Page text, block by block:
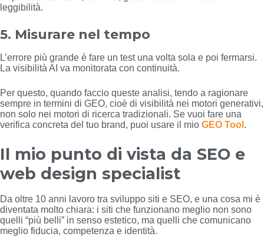
leggibilità.
5. Misurare nel tempo
L’errore più grande è fare un test una volta sola e poi fermarsi.
La visibilità AI va monitorata con continuità.
Per questo, quando faccio queste analisi, tendo a ragionare
sempre in termini di GEO, cioè di visibilità nei motori generativi,
non solo nei motori di ricerca tradizionali. Se vuoi fare una
verifica concreta del tuo brand, puoi usare il mio GEO Tool .
Il mio punto di vista da SEO e
web design specialist
Da oltre 10 anni lavoro tra sviluppo siti e SEO, e una cosa mi è
diventata molto chiara: i siti che funzionano meglio non sono
quelli “più belli” in senso estetico, ma quelli che comunicano
meglio fiducia, competenza e identità.